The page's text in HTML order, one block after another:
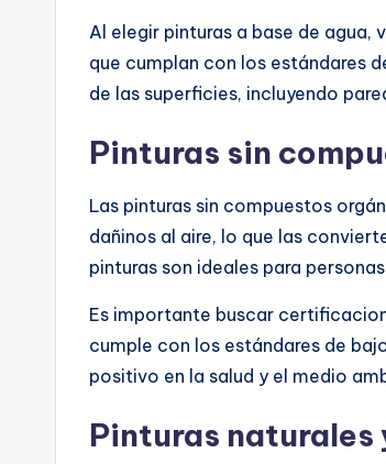
Al elegir pinturas a base de agua,
que cumplan con los estándares
de las superficies, incluyendo
Pinturas sin
Las pinturas sin compuestos
dañinos al aire, lo que las
pinturas son ideales para
Es importante buscar
cumple con los estándares de
positivo en la salud y el medio
Pinturas naturales